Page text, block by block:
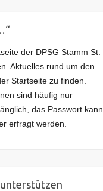
der DPSG Stamm St.
Aktuelles rund um den
Startseite zu finden.
sind häufig nur
das Passwort kann
erfragt werden.